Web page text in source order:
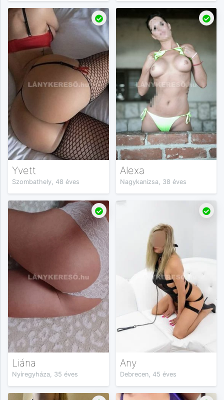
Yvett
Szombathely, 48 éves
Alexa
Nagykanizsa, 38 éves
Liána
Nyíregyháza, 35 éves
Any
Debrecen, 45 éves